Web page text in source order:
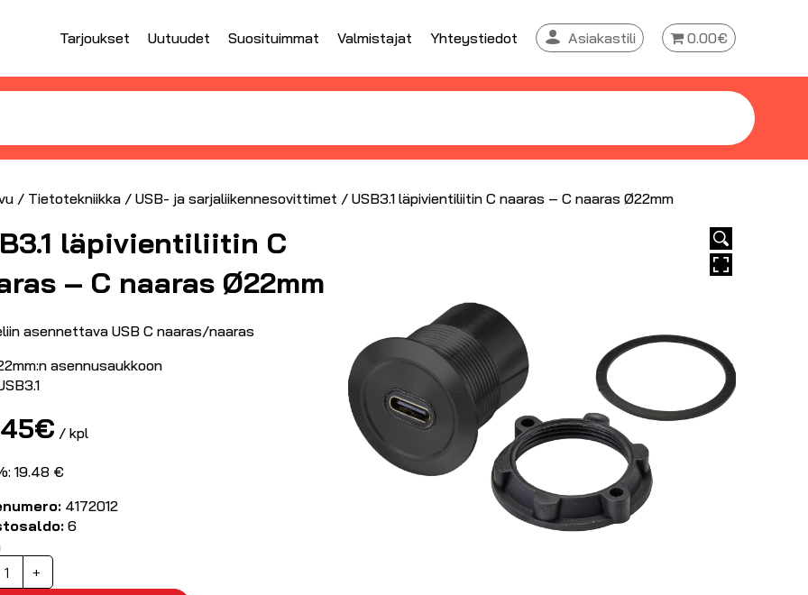
Tarjoukset Uutuudet Suosituimmat Valmistajat Yhteystiedot Asiakastili 0.00€
/ Tietotekniikka / USB- ja sarjaliikennesovittimet / USB3.1 läpivientiliitin C naaras – C naaras Ø22mm
läpivientiliitin C
– C naaras Ø22mm
asennettava USB C naaras/naaras
asennusaukkoon
€ / kpl
19.48 €
4172012
6
+